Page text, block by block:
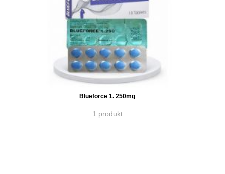
Blueforce 1. 250mg
1 produkt